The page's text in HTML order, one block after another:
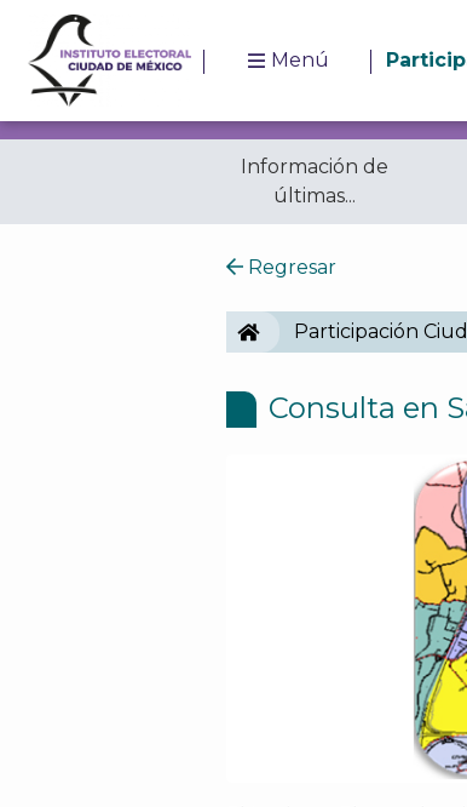
Menú
Información de
últimas...
Licitaciones
Regresar
IECMParticipación
Consulta en